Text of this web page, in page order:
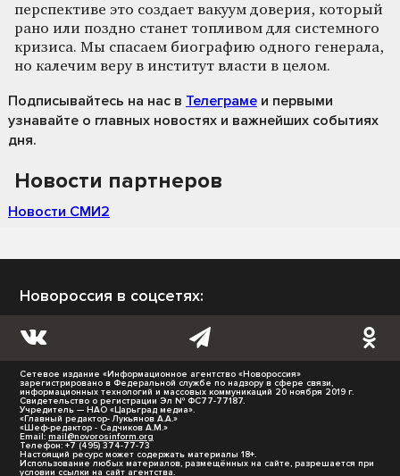
перспективе это создает вакуум доверия, который
рано или поздно станет топливом для системного
кризиса. Мы спасаем биографию одного генерала,
но калечим веру в институт власти в целом.
Подписывайтесь на нас в Телеграме и первыми
узнавайте о главных новостях и важнейших событиях
дня.
Новости партнеров
Новости СМИ2
Новороссия в соцсетях:
Сетевое издание «Информационное агентство «Новороссия»
зарегистрировано в Федеральной службе по надзору в сфере связи,
информационных технологий и массовых коммуникаций 20 ноября 2019 г.
Свидетельство о регистрации Эл № ФС77-77187.
Учредитель — НАО «Царьград медиа».
«Главный редактор- Лукьянов А.А.»
«Шеф-редактор - Садчиков А.М.»
Email: mail@novorosinform.org
Телефон: +7 (495) 374-77-73
Настоящий ресурс может содержать материалы 18+.
Использование любых материалов, размещённых на сайте, разрешается при
условии ссылки на сайт агентства.